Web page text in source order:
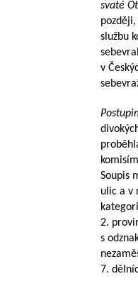
svaté
službu
v
Soupis
ulic a v
2.
s
7.